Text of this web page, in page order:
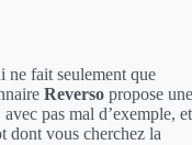
ne fait seulement que
Reverso propose une
pas mal d’exemple, et
dont vous cherchez la